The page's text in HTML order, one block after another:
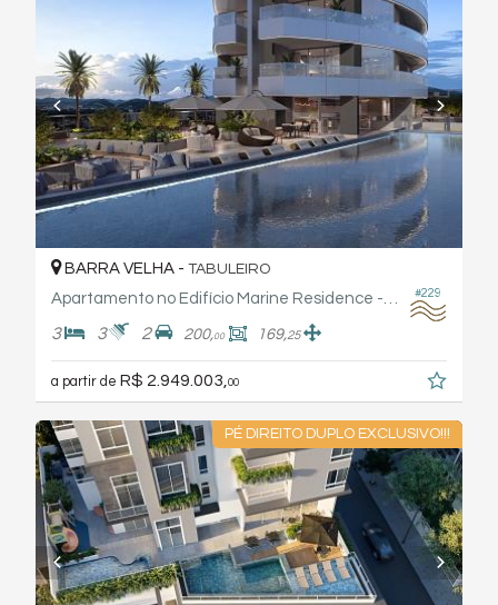
#229
BARRA VELHA - TABULEIRO
Apartamento no Edifício Marine Residence - Torresani
3 3 2 200,00 169,25
a partir de R$ 2.949.003, 00
PÉ DIREITO DUPLO EXCLUSIVO!!!